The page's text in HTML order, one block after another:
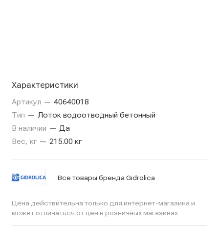
Характеристики
Артикул — 40640018
Тип — Лоток водоотводный бетонный
В наличии — Да
Вес, кг — 215.00 кг
Все товары бренда Gidrolica
Цена действительна только для интернет-магазина и
может отличаться от цен в розничных магазинах